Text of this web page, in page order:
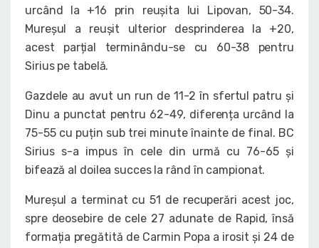
urcând la +16 prin reușita lui Lipovan, 50-34.
Mureșul a reușit ulterior desprinderea la +20,
acest parțial terminându-se cu 60-38 pentru
Sirius pe tabelă.
Gazdele au avut un run de 11-2 în sfertul patru și
Dinu a punctat pentru 62-49, diferența urcând la
75-55 cu puțin sub trei minute înainte de final. BC
Sirius s-a impus în cele din urmă cu 76-65 și
bifează al doilea succes la rând în campionat.
Mureșul a terminat cu 51 de recuperări acest joc,
spre deosebire de cele 27 adunate de Rapid, însă
formația pregătită de Carmin Popa a irosit și 24 de